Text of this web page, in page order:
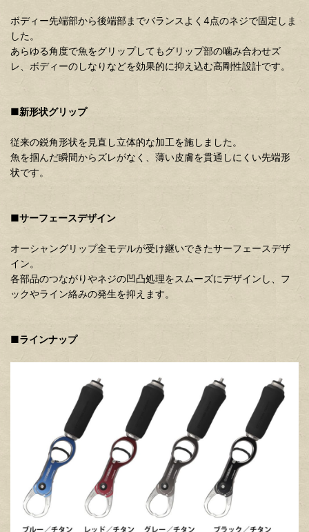
ボディー先端部から後端部までバランスよく4点のネジで固定しま
した。
あらゆる角度で魚をグリップしてもグリップ部の噛み合わせズ
レ、ボディーのしなりなどを効果的に抑え込む高剛性設計です。
■新形状グリップ
従来の鋭角形状を見直し立体的な加工を施しました。
魚を掴んだ瞬間からズレがなく、薄い皮膚を貫通しにくい先端形
状です。
■サーフェースデザイン
オーシャングリップ全モデルが受け継いできたサーフェースデザ
イン。
各部品のつながりやネジの凹凸処理をスムーズにデザインし、フ
ックやライン絡みの発生を抑えます。
■ラインナップ